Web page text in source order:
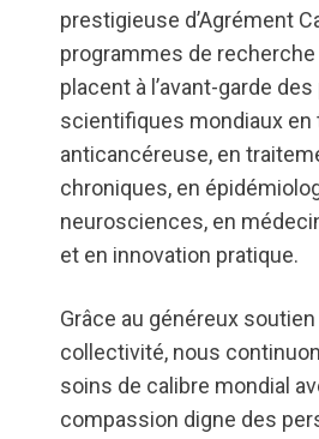
prestigieuse d’Agrément
programmes de
placent à l’avant-garde
scientifiques mondiaux en
anticancéreuse, en
chroniques, en
neurosciences, en
et en innovation pratique.
Grâce au généreux
collectivité, nous
soins de calibre mondial
compassion digne des